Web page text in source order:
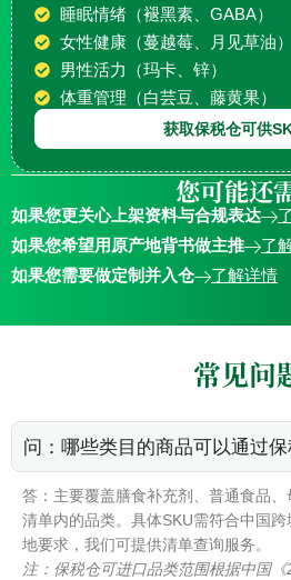
睡眠情绪（褪黑素、GABA）
女性健康（蔓越莓、月见草油）
男性活力（玛卡、锌）
体重管理（白芸豆、藤黄果）
获取保税仓可供
您可能还
如果您更关心上架资料与合规表达
如果您希望用原产地背书做主推
了
如果您需要做定制并入仓
了解详情
常见问
问：哪些类目的商品可以通过
答：主要覆盖膳食补充剂、普通食品
清单内的品类。具体SKU需符合中国
地要求，我们可提供清单查询服务。
注：保税仓可进口品类范围根据中国